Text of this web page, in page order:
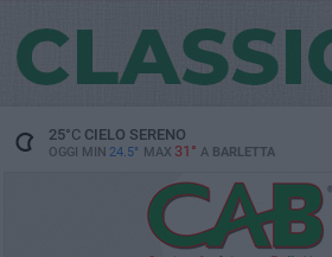
25°CCIELO SERENO
OGGI MIN 24.5° MAX 31° A BARLETTA